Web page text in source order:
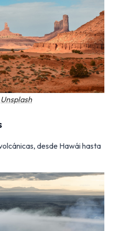
Unsplash
desde Hawái hasta